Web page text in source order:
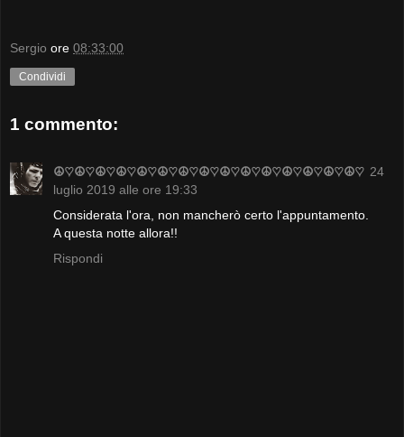
Sergio ore 08:33:00
Condividi
1 commento:
☮♡☮♡☮♡☮♡☮♡☮♡☮♡☮♡☮♡☮♡☮♡☮♡☮♡☮♡☮♡ 24
luglio 2019 alle ore 19:33
Considerata l'ora, non mancherò certo l'appuntamento.
A questa notte allora!!
Rispondi